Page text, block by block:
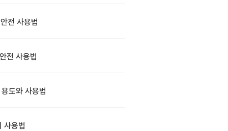
전 사용법
전 사용법
도와 사용법
사용법